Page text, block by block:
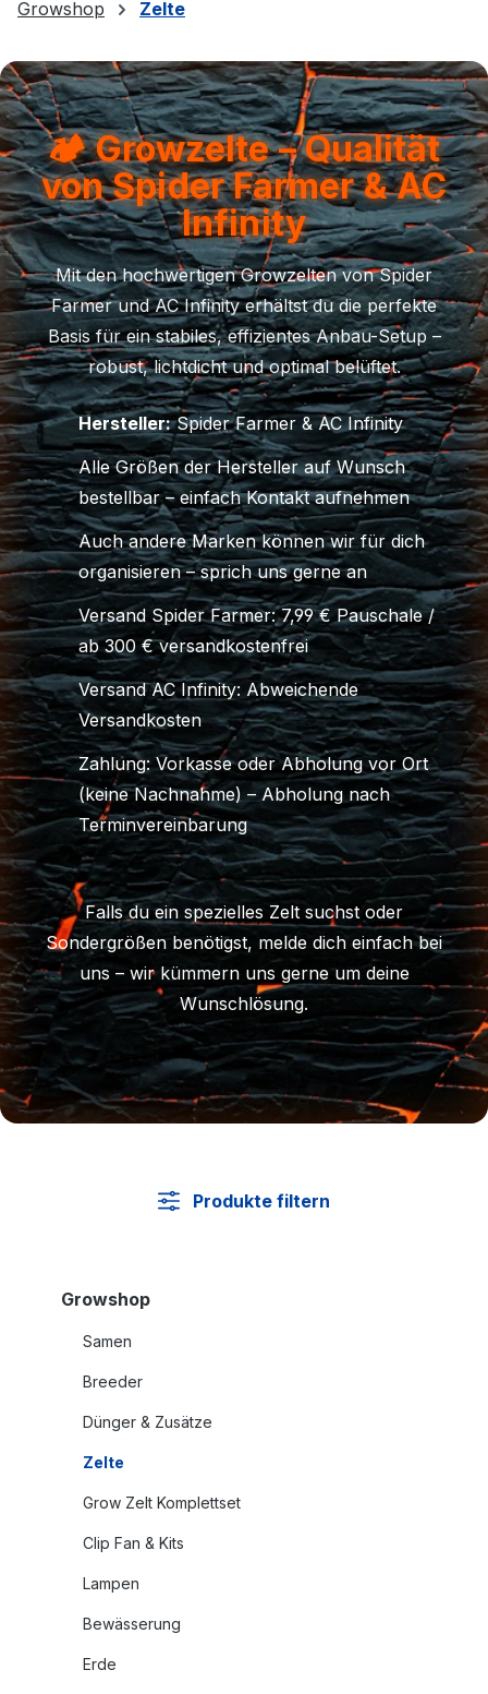
Growshop Zelte
🏕️ Growzelte – Qualität
von Spider Farmer & AC
Infinity
Mit den hochwertigen Growzelten von Spider
Farmer und AC Infinity erhältst du die perfekte
Basis für ein stabiles, effizientes Anbau-Setup –
robust, lichtdicht und optimal belüftet.
Hersteller:Spider Farmer & AC Infinity
Alle Größen der Hersteller auf Wunsch
bestellbar – einfach Kontakt aufnehmen
Auch andere Marken können wir für dich
organisieren – sprich uns gerne an
Versand Spider Farmer: 7,99 € Pauschale /
ab 300 € versandkostenfrei
Versand AC Infinity: Abweichende
Versandkosten
Zahlung: Vorkasse oder Abholung vor Ort
(keine Nachnahme) – Abholung nach
Terminvereinbarung
Falls du ein spezielles Zelt suchst oder
Sondergrößen benötigst, melde dich einfach bei
uns – wir kümmern uns gerne um deine
Wunschlösung.
Produkte filtern
Growshop
Samen
Breeder
Dünger & Zusätze
Zelte
Grow Zelt Komplettset
Clip Fan & Kits
Lampen
Bewässerung
Erde